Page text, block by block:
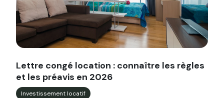
Image illustrant l'article "Lettre congé location :
Lettre congé location : connaître les règles
et les préavis en 2026
Investissement locatif